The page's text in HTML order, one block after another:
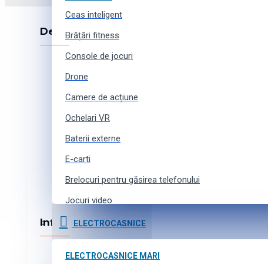
Ceas inteligent
Brățări fitness
Console de jocuri
Drone
Camere de acțiune
Ochelari VR
Baterii externe
E-carti
Brelocuri pentru găsirea telefonului
Jocuri video
Curele pentru ceasuri inteligente
Accesorii pentru camere de acțiune
ELECTROCASNICE
ELECTROCASNICE MARI
Despre companie
Despre noi
Echipa noastră
Colaborare
Contacte
Informația
Cum cumpărați online